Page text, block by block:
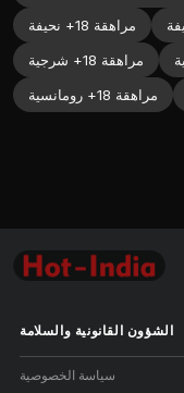
مراهقة 18+ نحيفة
مراهقة 18+ شرجية
مراهقة 18+ رومانسية
الشؤون القانونية والسلامة
سياسة الخصوصية